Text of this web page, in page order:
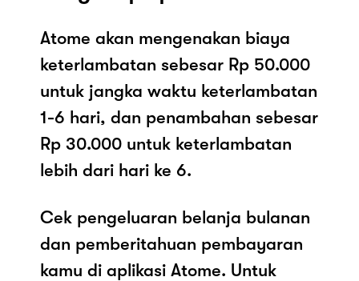
Atome akan mengenakan biaya
keterlambatan sebesar Rp 50.000
untuk jangka waktu keterlambatan
1-6 hari, dan penambahan sebesar
Rp 30.000 untuk keterlambatan
lebih dari hari ke 6.
Cek pengeluaran belanja bulanan
dan pemberitahuan pembayaran
kamu di aplikasi Atome. Untuk